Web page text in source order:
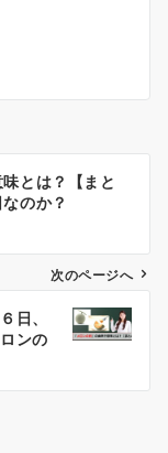
とは？【まと
のか？
次のページへ
日、
ンの